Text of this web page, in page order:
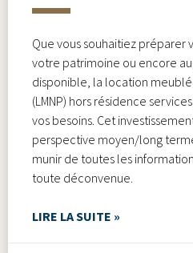
Que vous souhaitiez
votre patrimoine ou encore
disponible, la location
(LMNP) hors résidence
vos besoins. Cet
perspective moyen/long
munir de toutes les
toute déconvenue.
LIRE LA SUITE »